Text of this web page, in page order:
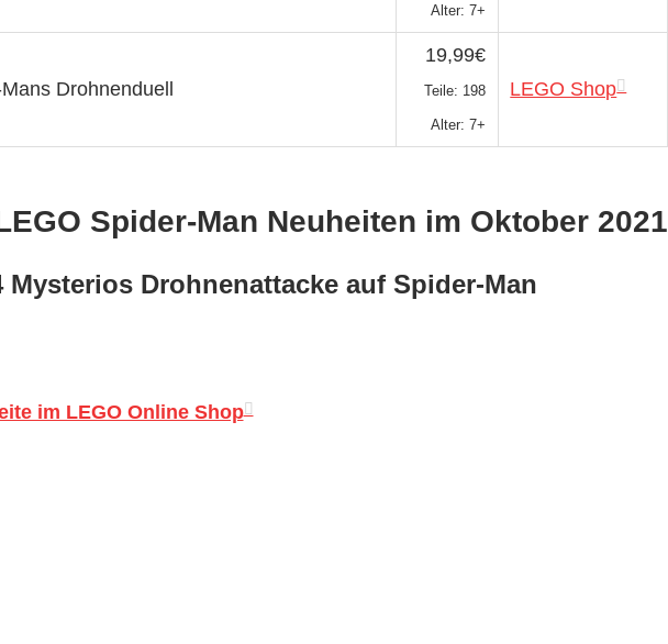
Alter: 7+
Drohnenduell
19,99€
Teile: 198
Alter: 7+
LEGO Shop
Spider-Man Neuheiten im Oktober 2021
Mysterios Drohnenattacke auf Spider-Man
im LEGO Online Shop